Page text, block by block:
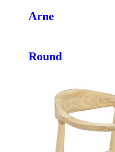
Arne
Round